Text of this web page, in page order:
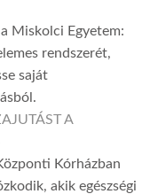
Miskolci Egyetem:
rendszerét,
saját
A
Kórházban
akik egészségi